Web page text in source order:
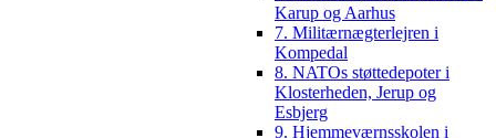
Karup og Aarhus
7. Militærnægterlejren i
Kompedal
8. NATOs støttedepoter i
Klosterheden, Jerup og
Esbjerg
9. Hjemmeværnsskolen i